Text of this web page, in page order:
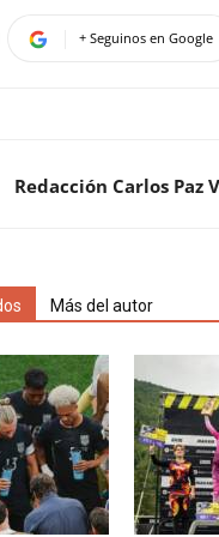
+ Seguinos en Google
Redacción Carlos Paz
Más del autor